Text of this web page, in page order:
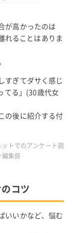
が高かったのは
れることはありま
すぎてダサく感じ
てる」(30歳代女
の後に紹介する付
トでのアンケート調
集部
コツ
いいかなど、悩む